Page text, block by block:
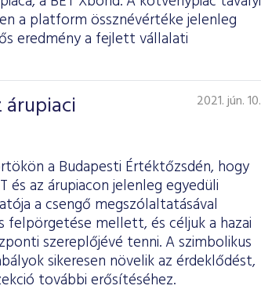
a platform össznévértéke jelenleg
eredmény a fejlett vállalati
2021. jún. 10.
a Budapesti Értéktőzsdén, hogy
és az árupiacon jelenleg egyedüli
a csengő megszólaltatásával
felpörgetése mellett, és céljuk a hazai
szereplőjévé tenni. A szimbolikus
sikeresen növelik az érdeklődést,
további erősítéséhez.